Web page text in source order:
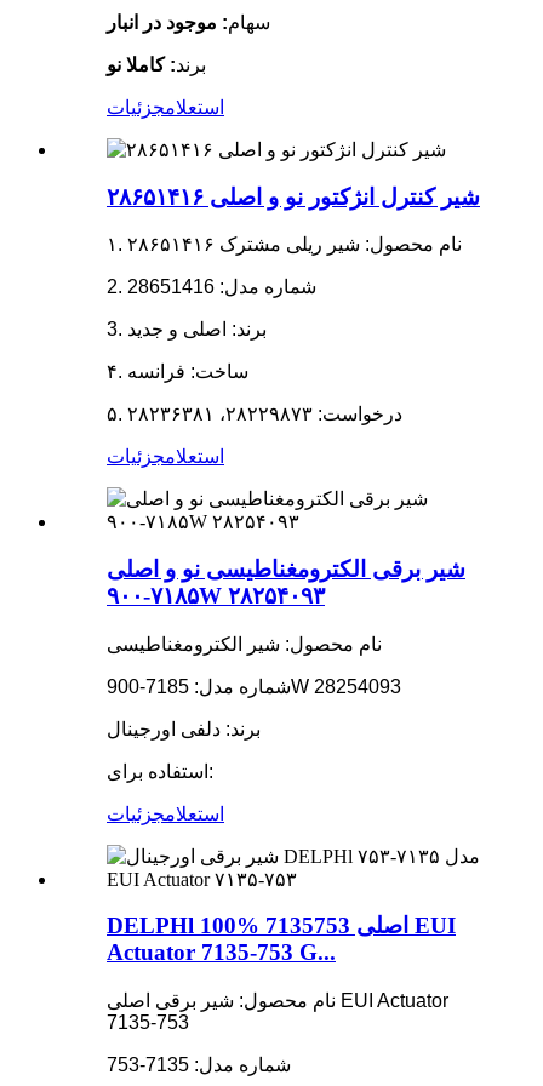
سهام: موجود در انبار
برند: کاملا نو
استعلامجزئیات
شیر کنترل انژکتور نو و اصلی ۲۸۶۵۱۴۱۶
۱. نام محصول: شیر ریلی مشترک ۲۸۶۵۱۴۱۶
2. شماره مدل: 28651416
3. برند: اصلی و جدید
۴. ساخت: فرانسه
۵. درخواست: ۲۸۲۲۹۸۷۳، ۲۸۲۳۶۳۸۱
استعلامجزئیات
شیر برقی الکترومغناطیسی نو و اصلی
۷۱۸۵-۹۰۰W ۲۸۲۵۴۰۹۳
نام محصول: شیر الکترومغناطیسی
شماره مدل: 7185-900W 28254093
برند: دلفی اورجینال
استفاده برای:
استعلامجزئیات
DELPHl 100% اصلی 7135753 EUI
Actuator 7135-753 G...
نام محصول: شیر برقی اصلی EUI Actuator
7135-753
شماره مدل: 7135-753